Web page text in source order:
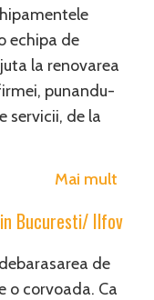
echipa de
la renovarea
punandu-
servicii, de la
Mai mult
Bucuresti/ Ilfov
de
o corvoada. Ca